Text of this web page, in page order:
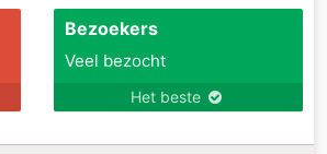
Bezoekers
Veel bezocht
Het beste